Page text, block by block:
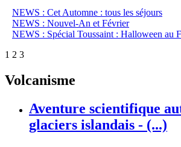
NEWS : Cet Automne : tous les séjours
NEWS : Nouvel-An et Février
NEWS : Spécial Toussaint : Halloween au
1 2 3
Volcanisme
Aventure scientifique
glaciers islandais - (...)